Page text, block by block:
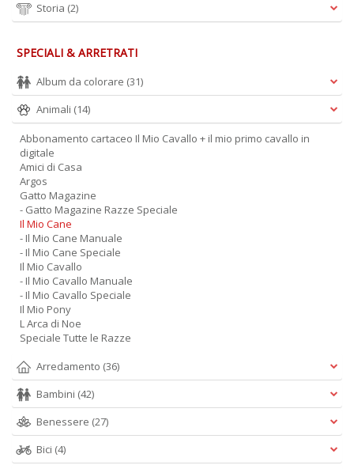
Storia (2)
SPECIALI & ARRETRATI
Album da colorare (31)
Animali (14)
Abbonamento cartaceo Il Mio Cavallo + il mio primo cavallo in
digitale
Amici di Casa
Argos
Gatto Magazine
- Gatto Magazine Razze Speciale
Il Mio Cane
- Il Mio Cane Manuale
- Il Mio Cane Speciale
Il Mio Cavallo
- Il Mio Cavallo Manuale
- Il Mio Cavallo Speciale
Il Mio Pony
L Arca di Noe
Speciale Tutte le Razze
Arredamento (36)
Bambini (42)
Benessere (27)
Bici (4)